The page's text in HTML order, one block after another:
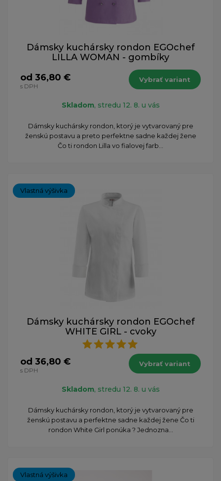
Dámsky kuchársky rondon EGOchef
LILLA WOMAN - gombíky
od 36,80 €
s DPH
Vybrať variant
Skladom, stredu 12. 8. u vás
Dámsky kuchársky rondon, ktorý je vytvarovaný pre
ženskú postavu a preto perfektne sadne každej žene
Čo ti rondon Lilla vo fialovej farb...
Vlastná výšivka
Dámsky kuchársky rondon EGOchef
WHITE GIRL - cvoky
od 36,80 €
s DPH
Vybrať variant
Skladom, stredu 12. 8. u vás
Dámsky kuchársky rondon, ktorý je vytvarovaný pre
ženskú postavu a perfektne sadne každej žene Čo ti
rondon White Girl ponúka ? Jednozna...
Vlastná výšivka